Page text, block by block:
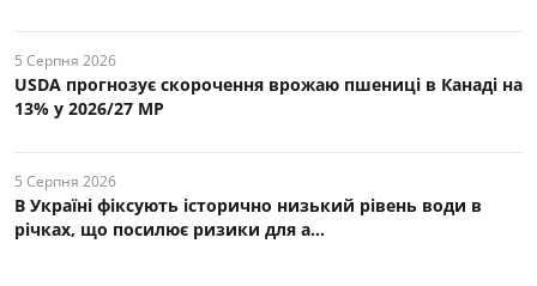
5 Серпня 2026
USDA прогнозує скорочення врожаю пшениці в Канаді на
13% у 2026/27 МР
5 Серпня 2026
В Україні фіксують історично низький рівень води в
річках, що посилює ризики для а...